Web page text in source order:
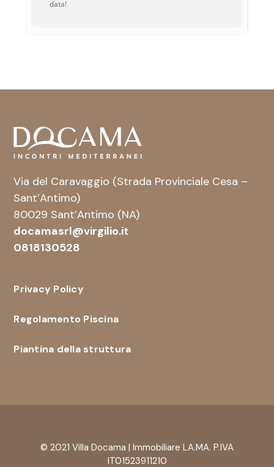
data!
Via del Caravaggio (Strada Provinciale Cesa –
Sant’Antimo)
80029 Sant’Antimo (NA)
docamasrl@virgilio.it
0818130528
Privacy Policy
Regolamento Piscina
Piantina della struttura
© 2021 Villa Docama | Immobiliare LA.MA. P.IVA
IT01523911210